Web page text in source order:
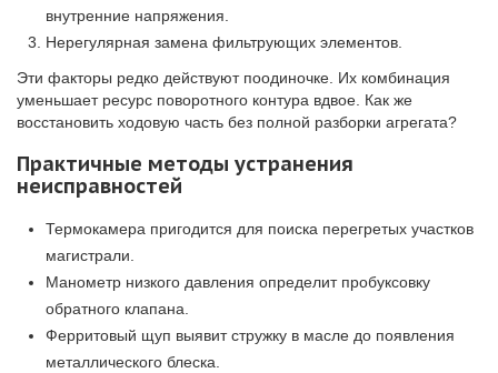
внутренние напряжения.
Нерегулярная замена фильтрующих элементов.
Эти факторы редко действуют поодиночке. Их комбинация
уменьшает ресурс поворотного контура вдвое. Как же
восстановить ходовую часть без полной разборки агрегата?
Практичные методы устранения
неисправностей
Термокамера пригодится для поиска перегретых участков
магистрали.
Манометр низкого давления определит пробуксовку
обратного клапана.
Ферритовый щуп выявит стружку в масле до появления
металлического блеска.